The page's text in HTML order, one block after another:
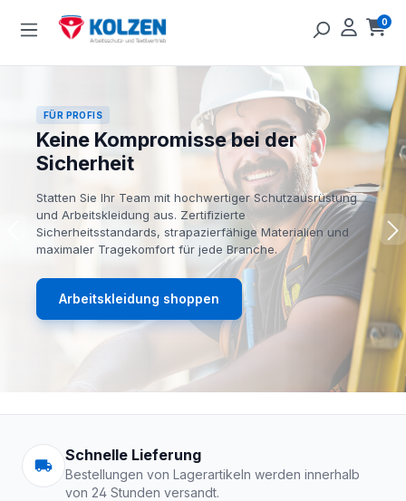
Zum Hauptinhalt springen 0
FÜR PROFIS
Keine Kompromisse bei der
Sicherheit
Statten Sie Ihr Team mit hochwertiger Schutzausrüstung
und Arbeitskleidung aus. Zertifizierte
Sicherheitsstandards, strapazierfähige Materialien und
maximaler Tragekomfort für jede Branche.
Arbeitskleidung shoppen
Arbeitskleidung |
Schnelle Lieferung
Bestellungen von Lagerartikeln werden innerhalb
von 24 Stunden versandt.